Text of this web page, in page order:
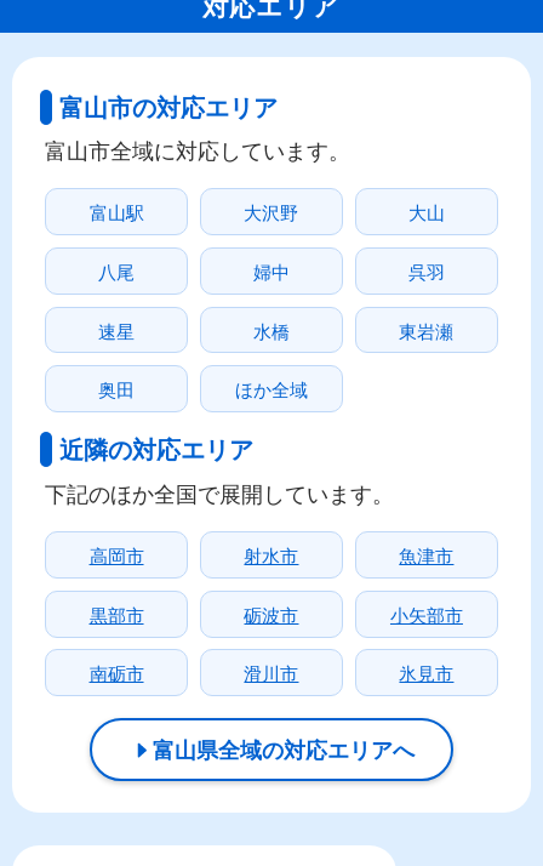
富山市の対応エリア
富山市全域に対応しています。
富山駅 大沢野 大山
八尾 婦中 呉羽
速星 水橋 東岩瀬
奥田 ほか全域
近隣の対応エリア
下記のほか全国で展開しています。
高岡市 射水市 魚津市
黒部市 砺波市 小矢部市
南砺市 滑川市 氷見市
富山県全域の対応エリアへ